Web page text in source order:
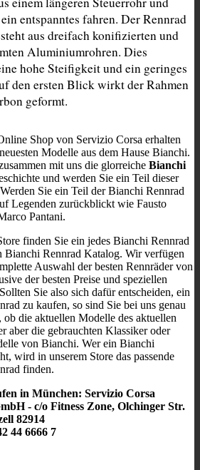
entspanntes fahren. Der Rennrad
aus dreifach konifizierten und
Aluminiumrohren. Dies
hohe Steifigkeit und ein geringes
den ersten Blick wirkt der Rahmen
geformt.
Shop von Servizio Corsa erhalten
Modelle aus dem Hause Bianchi.
mit uns die glorreiche Bianchi
und werden Sie ein Teil dieser
Sie ein Teil der Bianchi Rennrad
Legenden zurückblickt wie Fausto
Pantani.
finden Sie ein jedes Bianchi Rennrad
Bianchi Rennrad Katalog. Wir verfügen
Auswahl der besten Rennräder von
der besten Preise und speziellen
Sie also sich dafür entscheiden, ein
zu kaufen, so sind Sie bei uns genau
die aktuellen Modelle des aktuellen
aber die gebrauchten Klassiker oder
von Bianchi. Wer ein Bianchi
wird in unserem Store das passende
finden.
in München: Servizio Corsa
- c/o Fitness Zone, Olchinger Str.
82914
44 6666 7